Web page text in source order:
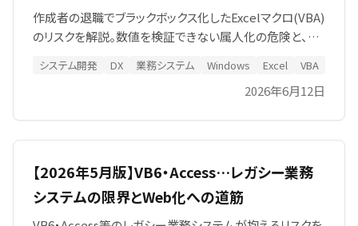
ステム化する進め方
作成者の退職でブラックボックス化したExcelマクロ(VBA)
のリスクを解説。数値を検証できない属人化の危険と、AI
紹介。
システム開発 DX 業務システム Windows Excel VBA
2026年6月12日
【2026年5月版】VB6・Access…レガシー業務
システムの限界とWeb化への道筋